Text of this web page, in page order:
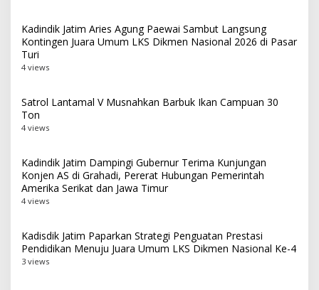
Kadindik Jatim Aries Agung Paewai Sambut Langsung
Kontingen Juara Umum LKS Dikmen Nasional 2026 di Pasar
Turi
4 views
Satrol Lantamal V Musnahkan Barbuk Ikan Campuan 30
Ton
4 views
Kadindik Jatim Dampingi Gubernur Terima Kunjungan
Konjen AS di Grahadi, Pererat Hubungan Pemerintah
Amerika Serikat dan Jawa Timur
4 views
Kadisdik Jatim Paparkan Strategi Penguatan Prestasi
Pendidikan Menuju Juara Umum LKS Dikmen Nasional Ke-4
3 views